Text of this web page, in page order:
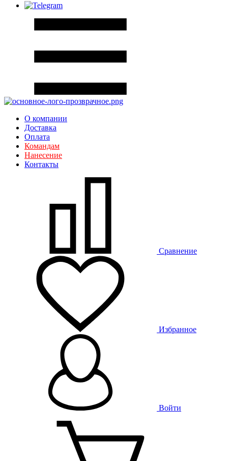
О компании
Доставка
Оплата
Командам
Нанесение
Контакты
Сравнение
Избранное
Войти